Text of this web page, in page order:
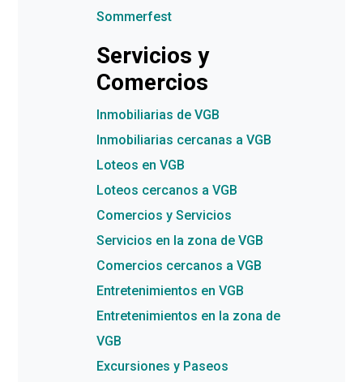
Sommerfest
Servicios y
Comercios
Inmobiliarias de VGB
Inmobiliarias cercanas a VGB
Loteos en VGB
Loteos cercanos a VGB
Comercios y Servicios
Servicios en la zona de VGB
Comercios cercanos a VGB
Entretenimientos en VGB
Entretenimientos en la zona de
VGB
Excursiones y Paseos